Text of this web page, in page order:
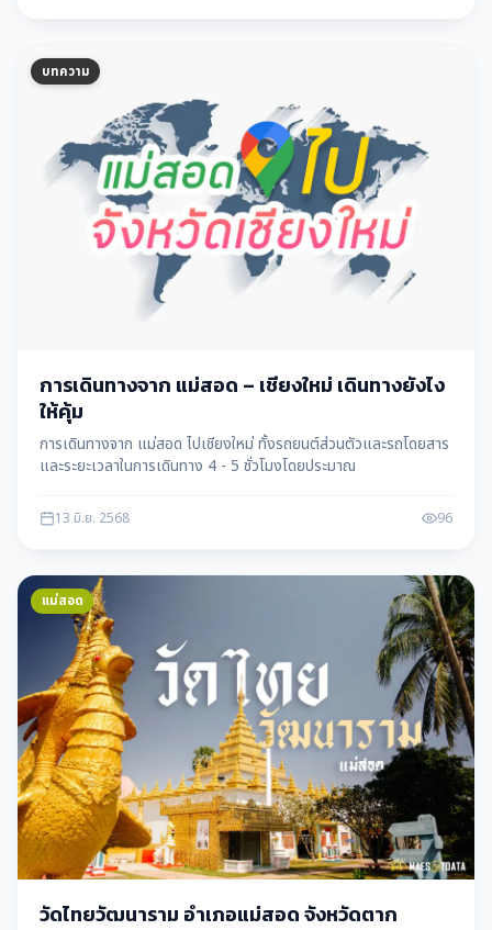
บทความ
การเดินทางจาก แม่สอด – เชียงใหม่ เดินทางยังไง
ให้คุ้ม
การเดินทางจาก แม่สอด ไปเชียงใหม่ ทั้งรถยนต์ส่วนตัวและรถโดยสาร
และระยะเวลาในการเดินทาง 4 - 5 ชั่วโมงโดยประมาณ
13 มิ.ย. 2568 96
แม่สอด
วัดไทยวัฒนาราม อำเภอแม่สอด จังหวัดตาก